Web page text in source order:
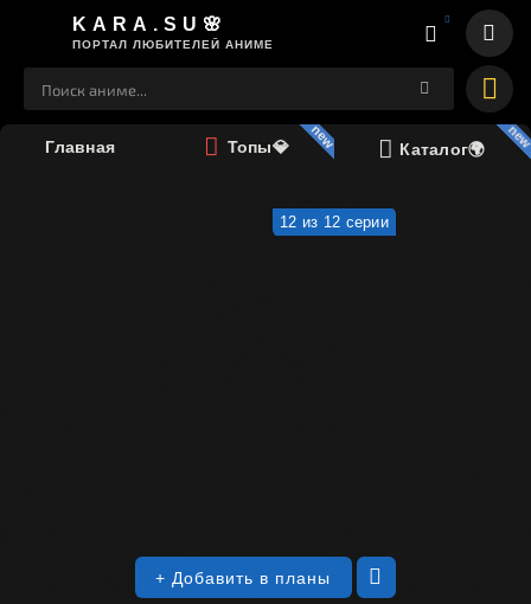
KARA.SU🌸
ПОРТАЛ ЛЮБИТЕЛЕЙ АНИМЕ
Главная Топы💎 Каталог🌍
12 из 12 серии
+ Добавить в планы